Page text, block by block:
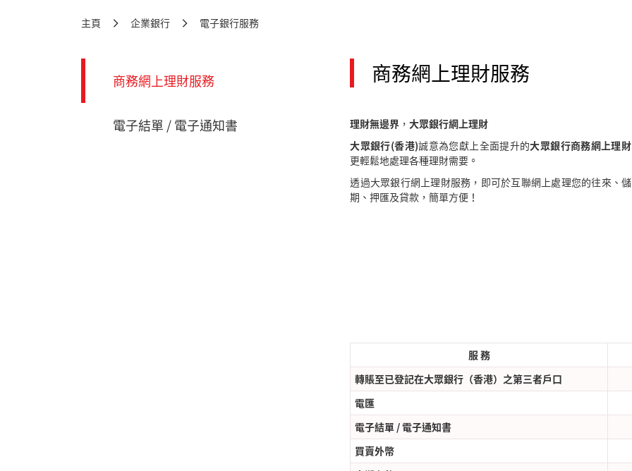
主頁 企業銀行 電子銀行服務
商務網上理財服務
電子結單 / 電子通知書
商務網上理財服務
理財無邊界，大眾銀行網上理財
大眾銀行(香港)誠意為您獻上全面提升的大眾銀行商務網上理財
更輕鬆地處理各種理財需要。
透過大眾銀行網上理財服務，即可於互聯網上處理您的往來、
期、押匯及貸款，簡單方便！
服 務
轉賬至已登記在大眾銀行（香港）之第三者戶口
電匯
電子結單 / 電子通知書
買賣外幣